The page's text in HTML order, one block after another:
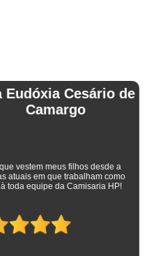
Camisa Social
Camisa Social Masculina
Masculina Social
Camisa
Social Listrada
Listrada Preta e Branca
Cesário de
Camargo
meus filhos desde a
em que trabalham como
equipe da Camisaria HP!